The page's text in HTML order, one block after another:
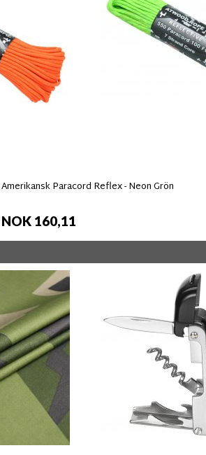
Amerikansk Paracord Reflex - Neon Grön
NOK 160,11